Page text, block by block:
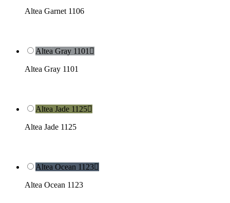
Altea Garnet 1106
Altea Gray 1101 
Altea Gray 1101
Altea Jade 1125
Altea Jade 1125
Altea Ocean 1123
Altea Ocean 1123